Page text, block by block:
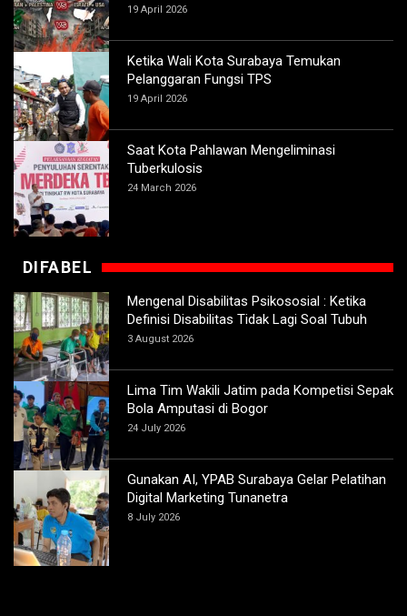
19 April 2026
Ketika Wali Kota Surabaya Temukan
Pelanggaran Fungsi TPS
19 April 2026
Saat Kota Pahlawan Mengeliminasi
Tuberkulosis
24 March 2026
DIFABEL
Mengenal Disabilitas Psikososial : Ketika
Definisi Disabilitas Tidak Lagi Soal Tubuh
3 August 2026
Lima Tim Wakili Jatim pada Kompetisi Sepak
Bola Amputasi di Bogor
24 July 2026
Gunakan AI, YPAB Surabaya Gelar Pelatihan
Digital Marketing Tunanetra
8 July 2026